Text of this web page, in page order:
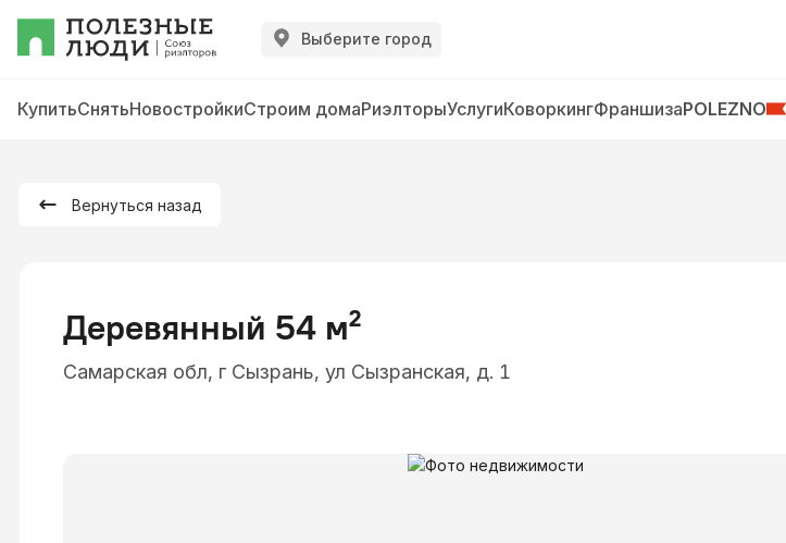
Выберите город
КупитьСнятьНовостройкиСтроим домаРиэлторыУслугиКоворкингФраншизаPOLEZNO
Вернуться назад
Деревянный 54 м²
Самарская обл, г Сызрань, ул Сызранская, д. 1